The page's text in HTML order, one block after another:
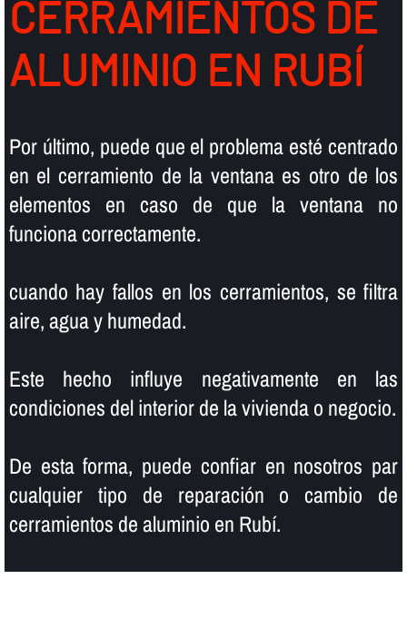
CERRAMIENTOS DE
ALUMINIO EN RUBÍ
Por último, puede que el problema esté centrado
en el cerramiento de la ventana es otro de los
elementos en caso de que la ventana no
funciona correctamente.
cuando hay fallos en los cerramientos, se filtra
aire, agua y humedad.
Este hecho influye negativamente en las
condiciones del interior de la vivienda o negocio.
De esta forma, puede confiar en nosotros par
cualquier tipo de reparación o cambio de
cerramientos de aluminio en Rubí.